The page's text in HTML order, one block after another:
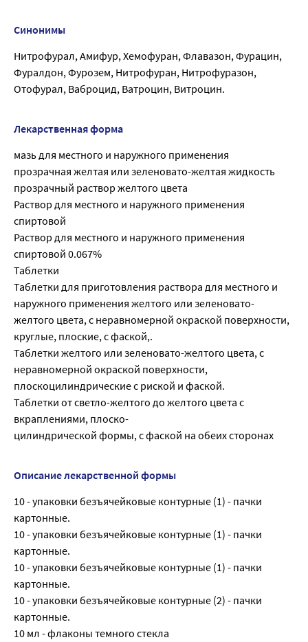
Синонимы
Нитрофурал, Амифур, Хемофуран, Флавазон, Фурацин,
Фуралдон, Фурозем, Нитрофуран, Нитрофуразон,
Отофурал, Ваброцид, Ватроцин, Витроцин.
Лекарственная форма
мазь для местного и наружного применения
прозрачная желтая или зеленовато-желтая жидкость
прозрачный раствор желтого цвета
Раствор для местного и наружного применения
спиртовой
Раствор для местного и наружного применения
спиртовой 0.067%
Таблетки
Таблетки для приготовления раствора для местного и
наружного применения желтого или зеленовато-
желтого цвета, с неравномерной окраской поверхности,
круглые, плоские, с фаской,.
Таблетки желтого или зеленовато-желтого цвета, с
неравномерной окраской поверхности,
плоскоцилиндрические с риской и фаской.
Таблетки от светло-желтого до желтого цвета с
вкраплениями, плоско-
цилиндрической формы, с фаской на обеих сторонах
Описание лекарственной формы
10 - упаковки безъячейковые контурные (1) - пачки
картонные.
10 - упаковки безъячейковые контурные (1) - пачки
картонные.
10 - упаковки безъячейковые контурные (1) - пачки
картонные.
10 - упаковки безъячейковые контурные (2) - пачки
картонные.
10 мл - флаконы темного стекла